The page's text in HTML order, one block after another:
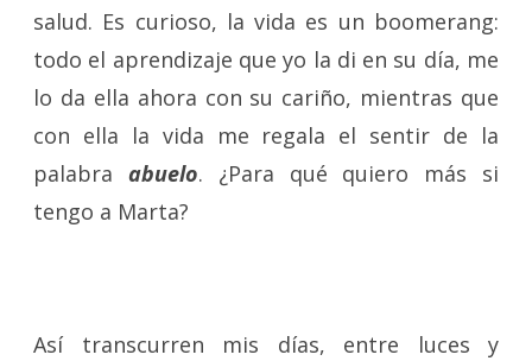
salud. Es curioso, la vida es un boomerang:
todo el aprendizaje que yo la di en su día, me
lo da ella ahora con su cariño, mientras que
con ella la vida me regala el sentir de la
palabra abuelo. ¿Para qué quiero más si
tengo a Marta?
Así transcurren mis días, entre luces y